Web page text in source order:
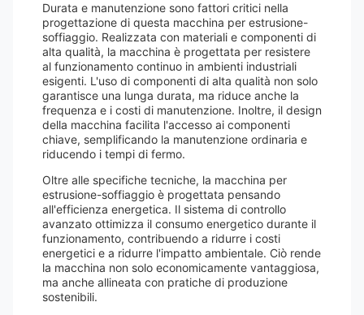
Durata e manutenzione sono fattori critici nella
progettazione di questa macchina per estrusione-
soffiaggio. Realizzata con materiali e componenti di
alta qualità, la macchina è progettata per resistere
al funzionamento continuo in ambienti industriali
esigenti. L'uso di componenti di alta qualità non solo
garantisce una lunga durata, ma riduce anche la
frequenza e i costi di manutenzione. Inoltre, il design
della macchina facilita l'accesso ai componenti
chiave, semplificando la manutenzione ordinaria e
riducendo i tempi di fermo.
Oltre alle specifiche tecniche, la macchina per
estrusione-soffiaggio è progettata pensando
all'efficienza energetica. Il sistema di controllo
avanzato ottimizza il consumo energetico durante il
funzionamento, contribuendo a ridurre i costi
energetici e a ridurre l'impatto ambientale. Ciò rende
la macchina non solo economicamente vantaggiosa,
ma anche allineata con pratiche di produzione
sostenibili.